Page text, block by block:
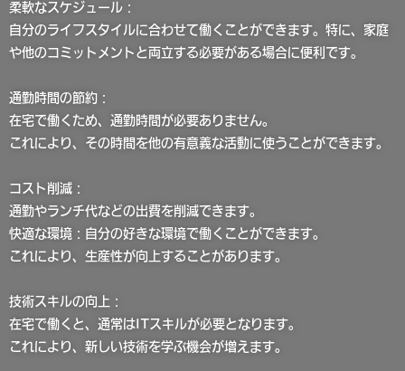
柔軟なスケジュール：
自分のライフスタイルに合わせて働くことができます。特に、家庭
や他のコミットメントと両立する必要がある場合に便利です。
通勤時間の節約：
在宅で働くため、通勤時間が必要ありません。
これにより、その時間を他の有意義な活動に使うことができます。
コスト削減：
通勤やランチ代などの出費を削減できます。
快適な環境：自分の好きな環境で働くことができます。
これにより、生産性が向上することがあります。
技術スキルの向上：
在宅で働くと、通常はITスキルが必要となります。
これにより、新しい技術を学ぶ機会が増えます。